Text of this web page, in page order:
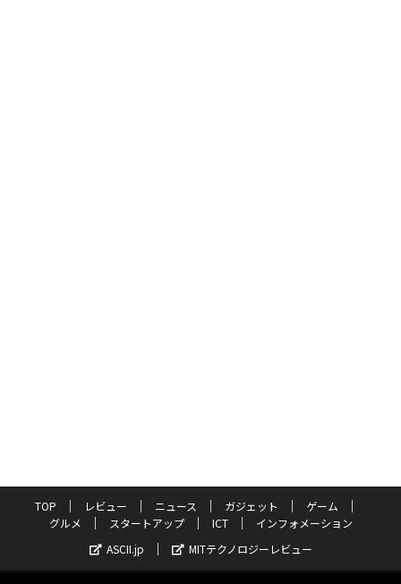
TOP レビュー ニュース ガジェット
ゲーム
グルメ
スタートアップ ICT
インフォメーション
ASCII.jp
MITテクノロジーレビュー